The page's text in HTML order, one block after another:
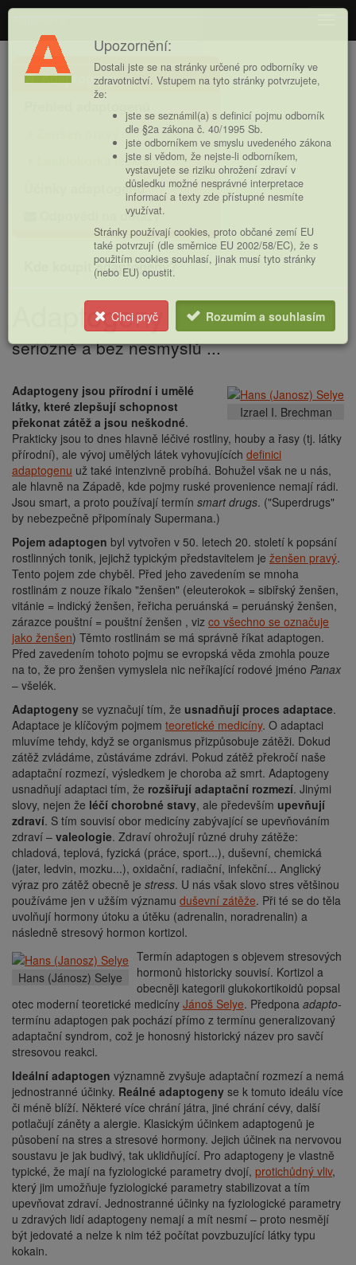
Adaptogeny
Hlavní
nabídkaAdaptogeny
Lesklokorka lesklá
Účinky adaptogenů
Odpovědi na dotazy
Kde koupit adaptogeny?
Adaptogeny
seriózně a bez nesmyslů ...
Izrael I. Brechman
Adaptogeny jsou přírodní i umělé
látky, které zlepšují schopnost
překonat zátěž a jsou neškodné.
Prakticky jsou to dnes hlavně léčivé rostliny, houby a řasy (tj. látky
přírodní), ale vývoj umělých látek vyhovujících definici
adaptogenu už také intenzivně probíhá. Bohužel však ne u nás,
ale hlavně na Západě, kde pojmy ruské provenience nemají rádi.
Jsou smart, a proto používají termín smart drugs. ("Superdrugs"
by nebezpečně připomínaly Supermana.)
Pojem adaptogen byl vytvořen v 50. letech 20. století k popsání
rostlinných tonik, jejichž typickým představitelem je ženšen pravý.
Tento pojem zde chyběl. Před jeho zavedením se mnoha
rostlinám z nouze říkalo "ženšen" (eleuterokok = sibiřský ženšen,
vitánie = indický ženšen, řeřicha peruánská = peruánský ženšen,
zárazce pouštní = pouštní ženšen , viz co všechno se označuje
jako ženšen) Těmto rostlinám se má správně říkat adaptogen.
Před zavedením tohoto pojmu se evropská věda zmohla pouze
na to, že pro ženšen vymyslela nic neříkající rodové jméno Panax
– všelék.
Adaptogeny se vyznačují tím, že usnadňují proces adaptace.
Adaptace je klíčovým pojmem teoretické medicíny. O adaptaci
mluvíme tehdy, když se organismus přizpůsobuje zátěži. Dokud
zátěž zvládáme, zůstáváme zdrávi. Pokud zátěž překročí naše
adaptační rozmezí, výsledkem je choroba až smrt. Adaptogeny
usnadňují adaptaci tím, že rozšiřují adaptační rozmezí. Jinými
slovy, nejen že léčí chorobné stavy, ale především upevňují
zdraví. S tím souvisí obor medicíny zabývající se upevňováním
zdraví – valeologie. Zdraví ohrožují různé druhy zátěže:
chladová, teplová, fyzická (práce, sport...), duševní, chemická
(jater, ledvin, mozku...), oxidační, radiační, infekční... Anglický
výraz pro zátěž obecně je stress. U nás však slovo stres většinou
používáme jen v užším významu duševní zátěže. Při té se do těla
uvolňují hormony útoku a útěku (adrenalin, noradrenalin) a
následně stresový hormon kortizol.
Hans (Jánosz) Selye
Termín adaptogen s objevem stresových
hormonů historicky souvisí. Kortizol a
obecněji kategorii glukokortikoidů popsal
otec moderní teoretické medicíny Jánoš Selye. Předpona adapto-
termínu adaptogen pak pochází přímo z termínu generalizovaný
adaptační syndrom, což je honosný historický název pro savčí
stresovou reakci.
Ideální adaptogen významně zvyšuje adaptační rozmezí a nemá
jednostranné účinky. Reálné adaptogeny se k tomuto ideálu více
či méně blíží. Některé více chrání játra, jiné chrání cévy, další
potlačují záněty a alergie. Klasickým účinkem adaptogenů je
působení na stres a stresové hormony. Jejich účinek na nervovou
soustavu je jak budivý, tak uklidňující. Pro adaptogeny je vlastně
typické, že mají na fyziologické parametry dvojí, protichůdný vliv,
který jim umožňuje fyziologické parametry stabilizovat a tím
upevňovat zdraví. Jednostranné účinky na fyziologické parametry
u zdravých lidí adaptogeny nemají a mít nesmí – proto nesmějí
být jedovaté a nelze k nim též počítat povzbuzující látky typu
kokain.
Upozornění:
Dostali jste se na stránky určené pro odborníky ve
zdravotnictví. Vstupem na tyto stránky potvrzujete,
že:
jste se seznámil(a) s definicí pojmu odborník
dle §2a zákona č. 40/1995 Sb.
jste odborníkem ve smyslu uvedeného zákona
jste si vědom, že nejste-li odborníkem,
vystavujete se riziku ohrožení zdraví v
důsledku možné nesprávné interpretace
informací a texty zde přístupné nesmíte
využívat.
Stránky používají cookies, proto občané zemí EU
také potvrzují (dle směrnice EU 2002/58/EC), že s
použitím cookies souhlasí, jinak musí tyto stránky
(nebo EU) opustit.
Chci pryč Rozumím a souhlasím